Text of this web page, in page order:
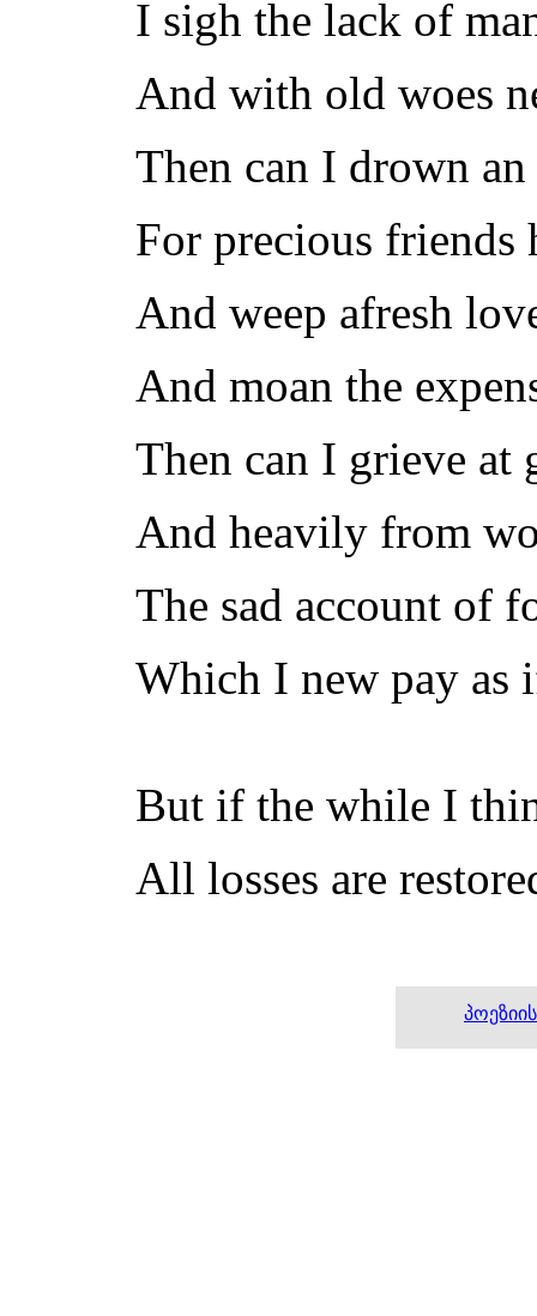
I sigh the lack of
And with old woes
Then can I drown
For precious friends
And weep afresh
And moan the
Then can I grieve at
And heavily from
The sad account of
Which I new pay as
But if the while I
All losses are